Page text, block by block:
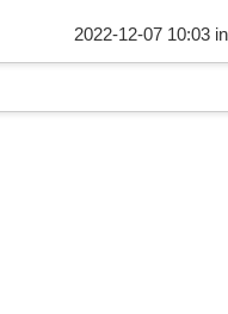
2022-12-07 10:03